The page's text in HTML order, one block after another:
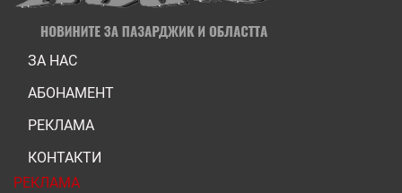
ЗА НАС
АБОНАМЕНТ
РЕКЛАМА
КОНТАКТИ
РЕКЛАМА